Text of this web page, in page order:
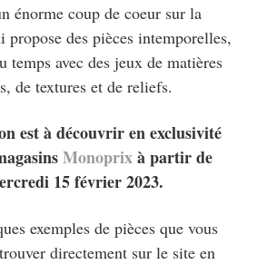
énorme coup de coeur sur la
des pièces intemporelles,
temps avec des jeux de matières
de textures et de reliefs.
est à découvrir en exclusivité
Monoprixà partir de
15 février 2023.
exemples de pièces que vous
directement sur le site en